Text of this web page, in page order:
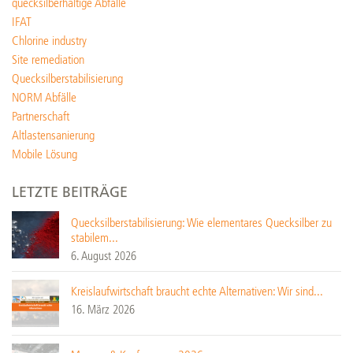
quecksilberhaltige Abfälle
IFAT
Chlorine industry
Site remediation
Quecksilberstabilisierung
NORM Abfälle
Partnerschaft
Altlastensanierung
Mobile Lösung
LETZTE BEITRÄGE
Quecksilberstabilisierung: Wie elementares Quecksilber zu
stabilem...
6. August 2026
Kreislaufwirtschaft braucht echte Alternativen: Wir sind...
16. März 2026